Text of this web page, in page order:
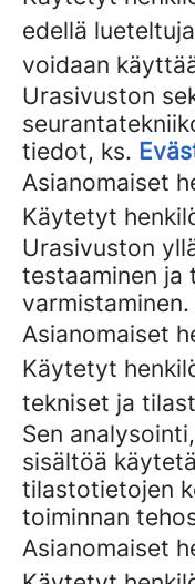
edellä
voidaan
Urasivuston
tiedot, ks.
Asianomaiset
Käytetyt
Urasivuston
testaaminen ja
varmistaminen.
Asianomaiset
Käytetyt
tekniset ja
Sen
sisältöä
tilastotietojen
toiminnan
Asianomaiset